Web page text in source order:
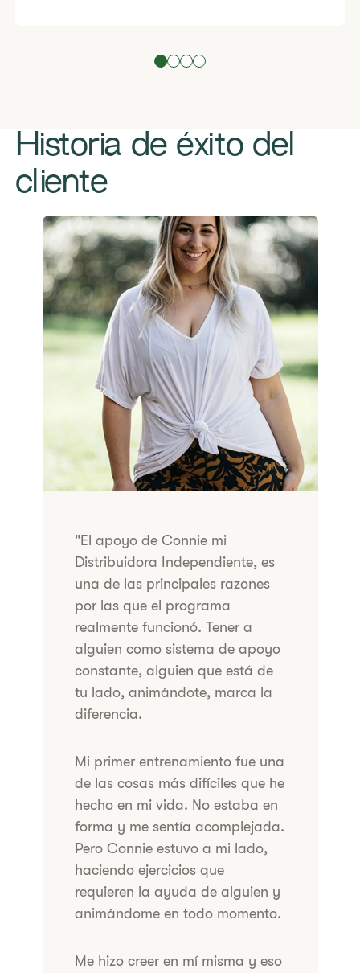
Historia de éxito del
cliente
"El apoyo de Connie mi
Distribuidora Independiente, es
una de las principales razones
por las que el programa
realmente funcionó. Tener a
alguien como sistema de apoyo
constante, alguien que está de
tu lado, animándote, marca la
diferencia.
​Mi primer entrenamiento fue una
de las cosas más difíciles que he
hecho en mi vida. No estaba en
forma y me sentía acomplejada.
Pero Connie estuvo a mi lado,
haciendo ejercicios que
requieren la ayuda de alguien y
animándome en todo momento.
​Me hizo creer en mí misma y eso